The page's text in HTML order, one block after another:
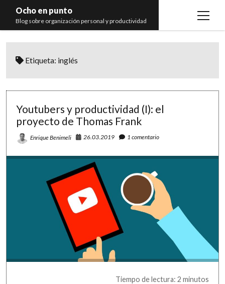
Ocho en punto
Blog sobre organización personal y productividad
open
Libros
Etiqueta: inglés
Youtubers y productividad (I): el
proyecto de Thomas Frank
Enrique Benimeli 26.03.2019 1 comentario
Tiempo de lectura: 2 minutos